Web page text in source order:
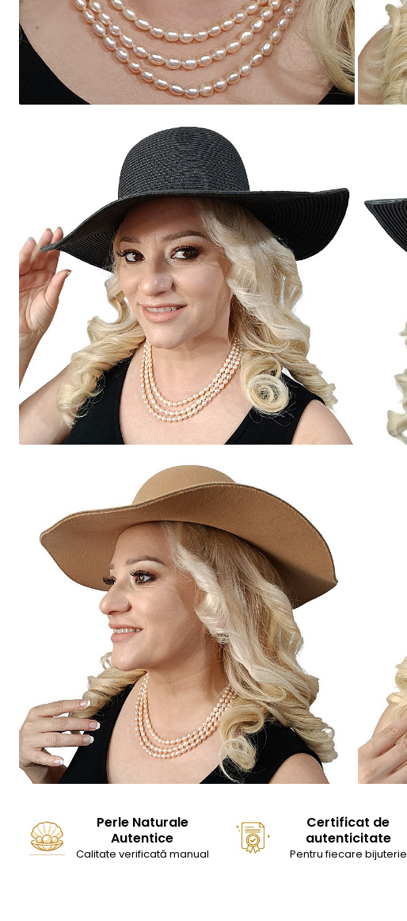
Seturi Perle cu Argint
Brățări cu Perle
Pandantive cu Perle
Brose cu Perle
Perle Naturale
Autentice
Calitate verificată manual
Certificat de
autenticitate
Pentru fiecare bijuterie